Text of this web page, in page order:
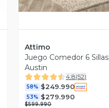
Attimo
Juego Comedor 6 Sillas
Austin
4.8(52)
58% $249.990
53% $279.990
$599.990